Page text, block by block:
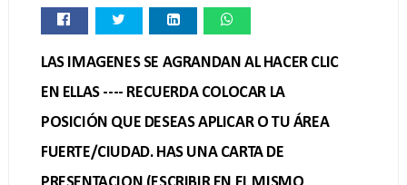
LAS IMAGENES SE AGRANDAN AL HACER CLIC
EN ELLAS ---- RECUERDA COLOCAR LA
POSICIÓN QUE DESEAS APLICAR O TU ÁREA
FUERTE/CIUDAD. HAS UNA CARTA DE